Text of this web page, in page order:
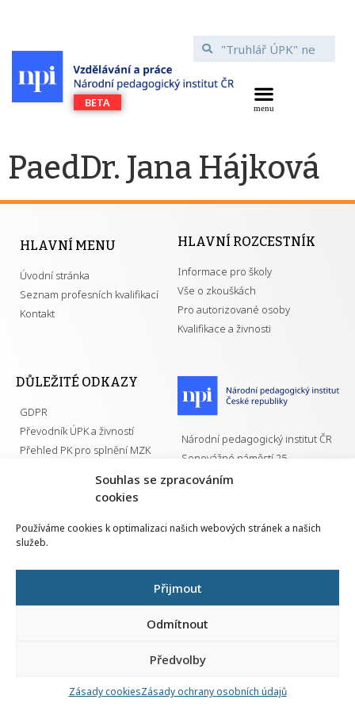
Souhlas se zpracováním
cookies
Používáme cookies k optimalizaci našich webových stránek a našich
služeb.
Přijmout
Odmítnout
Předvolby
Zásady cookiesZásady ochrany osobních údajů
PaedDr. Jana Hájková
HLAVNÍ MENU
Úvodní stránka
Seznam profesních kvalifikací
Kontakt
HLAVNÍ ROZCESTNÍK
Informace pro školy
Vše o zkouškách
Pro autorizované osoby
Kvalifikace a živnosti
DŮLEŽITÉ ODKAZY
GDPR
Převodník ÚPK a živností
Přehled PK pro splnění MZK
Národní pedagogický institut ČR
Senovážné náměstí 25
110 00 Praha 1